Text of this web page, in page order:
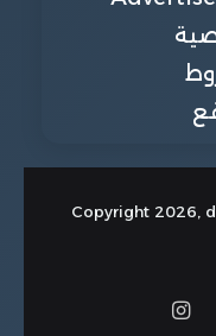
انستقرام